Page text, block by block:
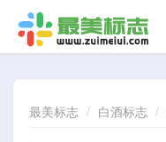
最美标志 白酒标志